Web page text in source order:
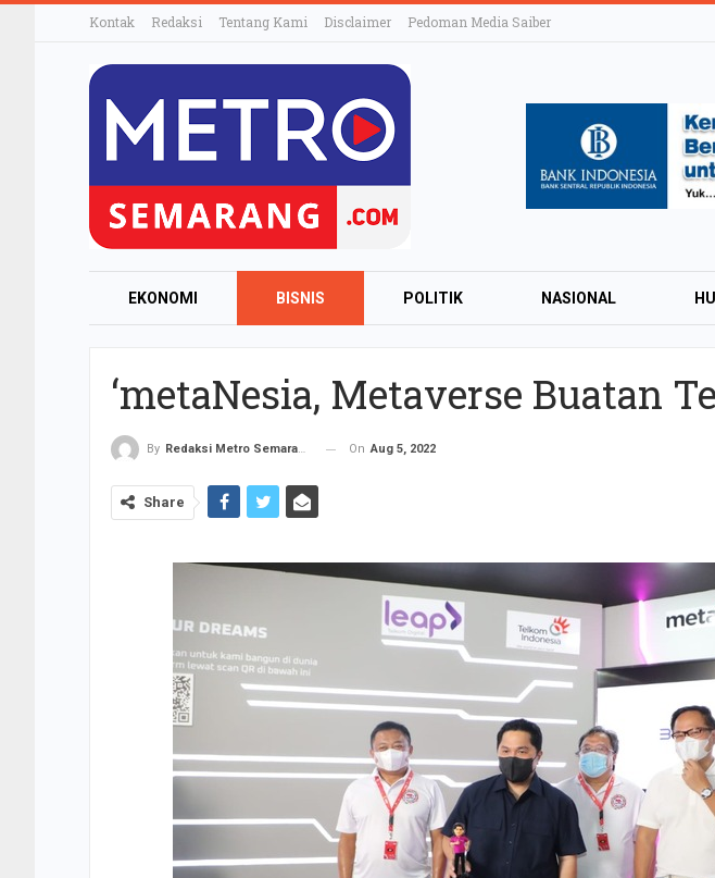
Kontak Redaksi Tentang Kami Disclaimer Pedoman Media Saiber
EKONOMI BISNIS POLITIK NASIONAL
‘metaNesia, Metaverse Buatan
By Redaksi Metro Semarang On Aug 5, 2022
Share